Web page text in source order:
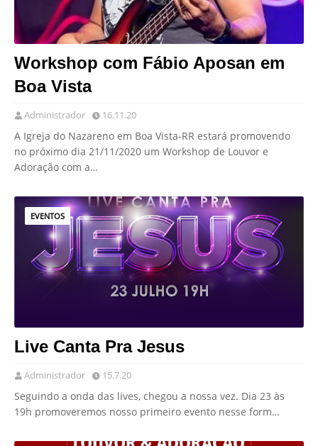
Workshop com Fábio Aposan em
Boa Vista
Administrador 16.11.20
A Igreja do Nazareno em Boa Vista-RR estará promovendo
no próximo dia 21/11/2020 um Workshop de Louvor e
Adoração com a…
EVENTOS
Live Canta Pra Jesus
Administrador 15.7.20
Seguindo a onda das lives, chegou a nossa vez. Dia 23 às
19h promoveremos nosso primeiro evento nesse form…